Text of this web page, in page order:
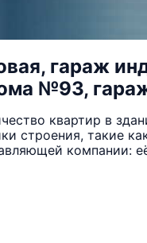
гараж
№93,
квартир в
строения, такие
компании: